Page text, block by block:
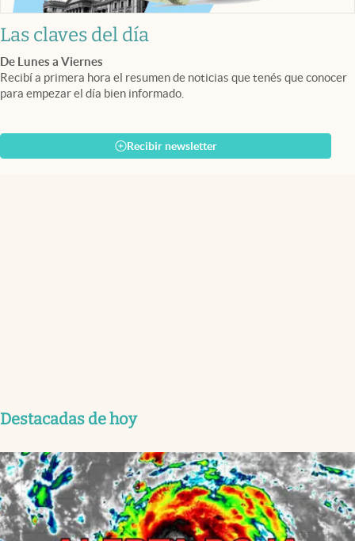
Las claves del día
De Lunes a Viernes
Recibí a primera hora el resumen de noticias que tenés que conocer
para empezar el día bien informado.
Recibir newsletter
Destacadas de hoy